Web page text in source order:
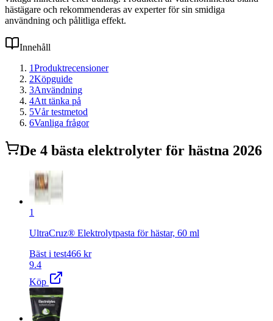
hästägare och rekommenderas av experter för sin smidiga
användning och pålitliga effekt.
Innehåll
1Produktrecensioner
2Köpguide
3Användning
4Att tänka på
5Vår testmetod
6Vanliga frågor
De 4 bästa elektrolyter för hästna 2026
1
UltraCruz® Elektrolytpasta för hästar, 60 ml
Bäst i test466 kr
9.4
Köp